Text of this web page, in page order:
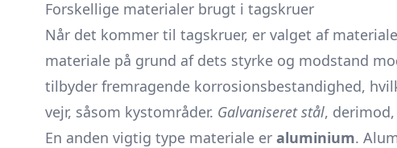
Forskellige materialer brugt i tagskruer
Når det kommer til tagskruer, er valget af
materiale på grund af dets styrke og modstand
tilbyder fremragende korrosionsbestandighed,
vejr, såsom kystområder. Galvaniseret stål,
En anden vigtig type materiale er aluminium.